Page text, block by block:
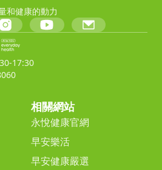
和健康的動力
17:30
相關網站
永悅健康官網
早安樂活
早安健康嚴選